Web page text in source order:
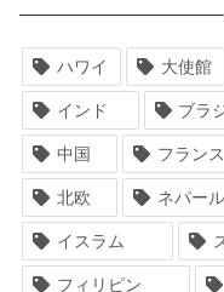
ハワイ 大使館
インド ブラ
中国 フランス
北欧 ネパール
イスラム
フィリピン